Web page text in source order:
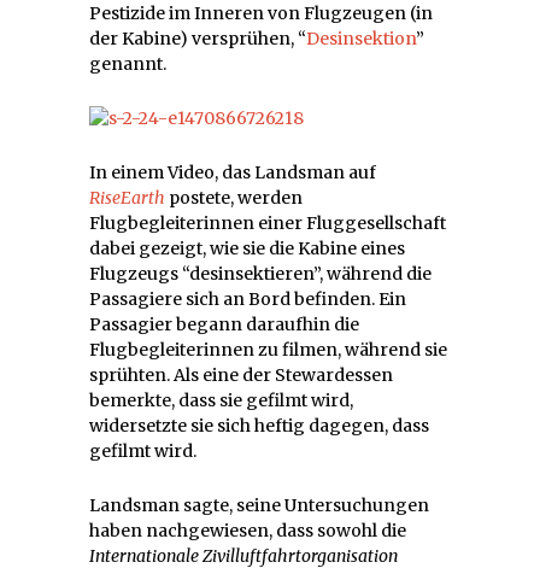
Pestizide im Inneren von Flugzeugen (in
der Kabine) versprühen, “Desinsektion”
genannt.
In einem Video, das Landsman auf
RiseEarth postete, werden
Flugbegleiterinnen einer Fluggesellschaft
dabei gezeigt, wie sie die Kabine eines
Flugzeugs “desinsektieren”, während die
Passagiere sich an Bord befinden. Ein
Passagier begann daraufhin die
Flugbegleiterinnen zu filmen, während sie
sprühten. Als eine der Stewardessen
bemerkte, dass sie gefilmt wird,
widersetzte sie sich heftig dagegen, dass
gefilmt wird.
Landsman sagte, seine Untersuchungen
haben nachgewiesen, dass sowohl die
Internationale Zivilluftfahrtorganisation